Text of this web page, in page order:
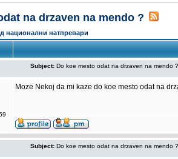
na drzaven na mendo ?
национални натпревари
Subject: Do koe mesto odat na drzaven na mendo ?
Moze Nekoj da mi kaze do koe mesto odat na
Subject: Do koe mesto odat na drzaven na mendo ?